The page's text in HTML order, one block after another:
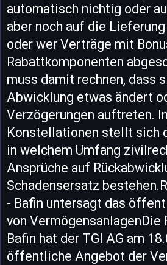
automatisch nichtig oder
aber noch auf die
oder wer Verträge mit
Rabattkomponenten
muss damit rechnen, dass
Abwicklung etwas ändert
Verzögerungen auftreten.
Konstellationen stellt sich
in welchem Umfang
Ansprüche auf
Schadensersatz
- Bafin untersagt das
von VermögensanlagenDie
Bafin hat der TGI AG am
öffentliche Angebot der